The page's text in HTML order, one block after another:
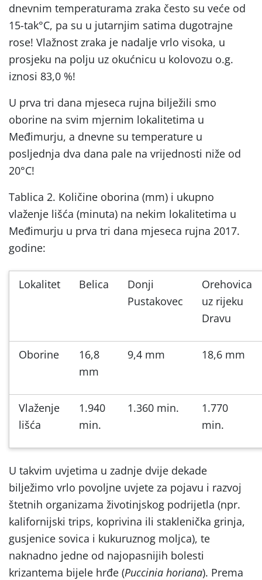
dnevnim temperaturama zraka često su veće od
15-tak°C, pa su u jutarnjim satima dugotrajne
rose! Vlažnost zraka je nadalje vrlo visoka, u
prosjeku na polju uz okućnicu u kolovozu o.g.
iznosi 83,0 %!
U prva tri dana mjeseca rujna bilježili smo
oborine na svim mjernim lokalitetima u
Međimurju, a dnevne su temperature u
posljednja dva dana pale na vrijednosti niže od
20°C!
Tablica 2. Količine oborina (mm) i ukupno
vlaženje lišća (minuta) na nekim lokalitetima u
Međimurju u prva tri dana mjeseca rujna 2017.
godine:
Lokalitet Belica
Donji
Pustakovec
Orehovica
uz rijeku
Dravu
Oborine
16,8
mm
9,4 mm 18,6 mm
Vlaženje
lišća
1.940
min.
1.360 min.
1.770
min.
U takvim uvjetima u zadnje dvije dekade
bilježimo vrlo povoljne uvjete za pojavu i razvoj
štetnih organizama životinjskog podrijetla (npr.
kalifornijski trips, koprivina ili staklenička grinja,
gusjenice sovica i kukuruznog moljca), te
naknadno jedne od najopasnijih bolesti
krizantema bijele hrđe (Puccinia horiana). Prema